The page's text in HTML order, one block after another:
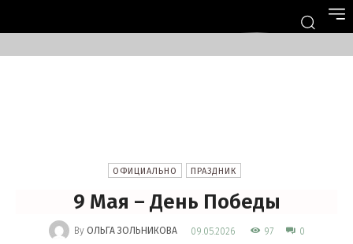
ОФИЦИАЛЬНО ПРАЗДНИК
9 Мая – День Победы
By ОЛЬГА ЗОЛЬНИКОВА 09.05.2026 97 0